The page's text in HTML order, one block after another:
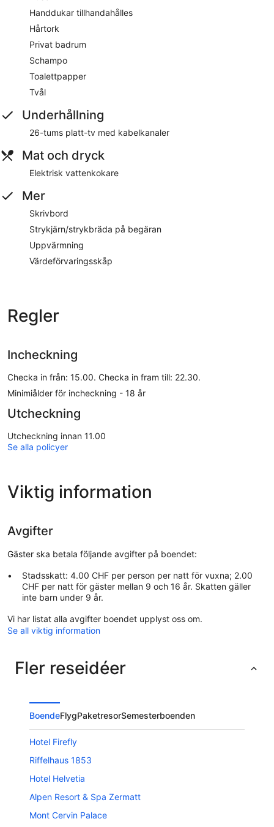
Handdukar tillhandahålles
Hårtork
Privat badrum
Schampo
Toalettpapper
Tvål
Underhållning
26-tums platt-tv med kabelkanaler
Mat och dryck
Elektrisk vattenkokare
Mer
Skrivbord
Strykjärn/strykbräda på begäran
Uppvärmning
Värdeförvaringsskåp
Regler
Incheckning
Checka in från: 15.00. Checka in fram till: 22.30.
Minimiålder för incheckning - 18 år
Utcheckning
Utcheckning innan 11.00
Se alla policyer
Viktig information
Avgifter
Gäster ska betala följande avgifter på boendet:
Stadsskatt: 4.00 CHF per person per natt för vuxna; 2.00
CHF per natt för gäster mellan 9 och 16 år. Skatten gäller
inte barn under 9 år.
Vi har listat alla avgifter boendet upplyst oss om.
Se all viktig information
Fler reseidéer
BoendeFlygPaketresorSemesterboenden
Hotel Firefly
Riffelhaus 1853
Hotel Helvetia
Alpen Resort & Spa Zermatt
Mont Cervin Palace